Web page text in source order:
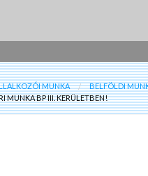
MUNKA
BELFÖLDI
MUNKA BP III. KERÜLETBEN!